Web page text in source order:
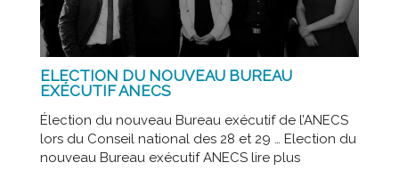
ELECTION DU NOUVEAU BUREAU
EXÉCUTIF ANECS
Élection du nouveau Bureau exécutif de l’ANECS
lors du Conseil national des 28 et 29 … Election du
nouveau Bureau exécutif ANECS lire plus